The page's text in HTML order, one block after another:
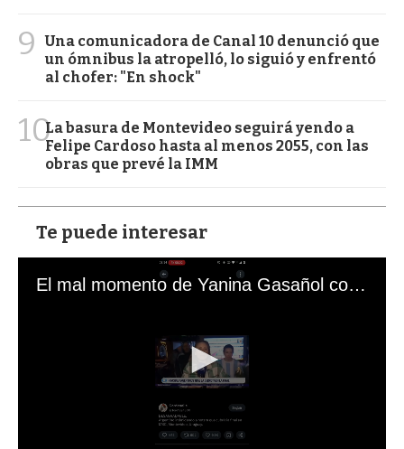
9
Una comunicadora de Canal 10 denunció que
un ómnibus la atropelló, lo siguió y enfrentó
al chofer: "En shock"
10La basura de Montevideo seguirá yendo a
Felipe Cardoso hasta al menos 2055, con las
obras que prevé la IMM
Te puede interesar
El mal momento de Yanina Gasañol con un hincha argentino en "Subrayado"